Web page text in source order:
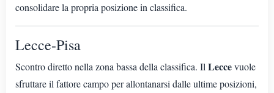
consolidare la propria posizione in classifica.
Lecce-Pisa
Scontro diretto nella zona bassa della classifica. Il Leccevuole
sfruttare il fattore campo per allontanarsi dalle ultime posizioni,